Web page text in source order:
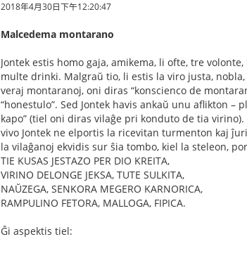
2018年4月30日下午12:20:47
Malcedema montarano
Jontek estis homo gaja, amikema, li ofte, tre
multe drinki. Malgraŭ tio, li estis la viro justa,
veraj montaranoj, oni diras “konscienco de
“honestulo”. Sed Jontek havis ankaŭ unu aflikton
kapo” (tiel oni diras vilaĝe pri konduto de tia
vivo Jontek ne elportis la ricevitan turmenton kaj
la vilaĝanoj ekvidis sur ŝia tombo, kiel la steleon,
TIE KUSAS JESTAZO PER DIO KREITA,
VIRINO DELONGE JEKSA, TUTE SULKITA,
NAŬZEGA, SENKORA MEGERO KARNORICA,
RAMPULINO FETORA, MALLOGA, FIPICA.
Ĝi aspektis tiel: